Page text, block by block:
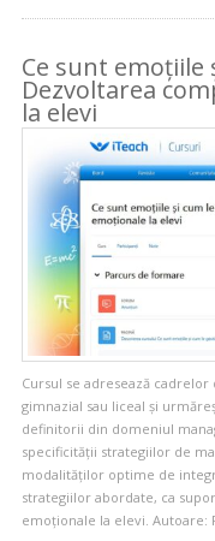
Ce sunt emoțiile
Dezvoltarea
la elevi
Cursul se adresează
gimnazial sau liceal și
definitorii din domeniul
specificității strategiilor de
modalităților optime de
strategiilor abordate, ca
emoționale la elevi. Autoare: